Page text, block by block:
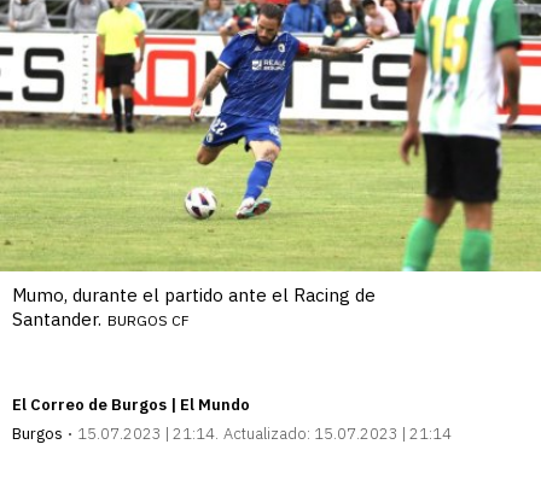
Mumo, durante el partido ante el Racing de
Santander. BURGOS CF
El Correo de Burgos | El Mundo
Burgos
15.07.2023 | 21:14 Actualizado: 15.07.2023 | 21:14